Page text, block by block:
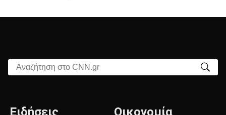
Αναζήτηση στο CNN.gr
Ειδήσεις Οικονομία